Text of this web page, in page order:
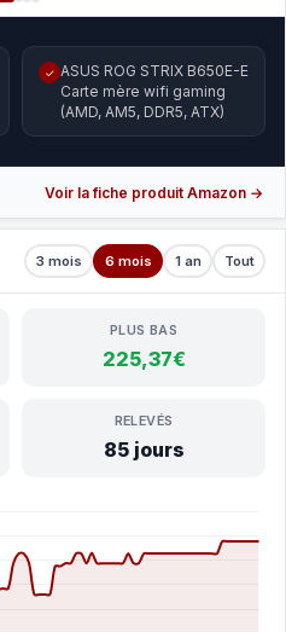
✓ ASUS ROG STRIX B650E-E
Carte mère wifi gaming
(AMD, AM5, DDR5, ATX)
Voir la fiche produit Amazon →
3 mois 6 mois 1 an Tout
PLUS BAS
225,37€
RELEVÉS
85 jours